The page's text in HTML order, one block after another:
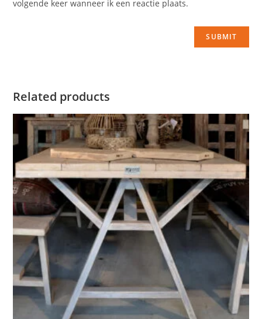
volgende keer wanneer ik een reactie plaats.
Related products